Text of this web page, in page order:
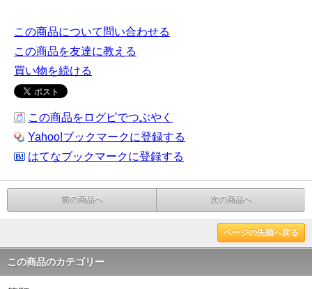
この商品について問い合わせる
この商品を友達に教える
買い物を続ける
この商品をログピでつぶやく
Yahoo!ブックマークに登録する
はてなブックマークに登録する
前の商品へ 次の商品へ
ページの先頭へ戻る
この商品のカテゴリー